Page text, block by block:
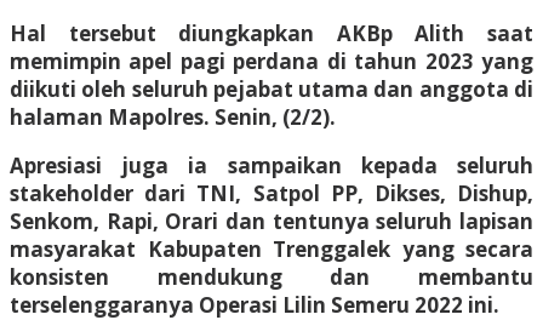
Hal tersebut diungkapkan AKBp Alith saat
memimpin apel pagi perdana di tahun 2023 yang
diikuti oleh seluruh pejabat utama dan anggota di
halaman Mapolres. Senin, (2/2).
Apresiasi juga ia sampaikan kepada seluruh
stakeholder dari TNI, Satpol PP, Dikses, Dishup,
Senkom, Rapi, Orari dan tentunya seluruh lapisan
masyarakat Kabupaten Trenggalek yang secara
konsisten mendukung dan membantu
terselenggaranya Operasi Lilin Semeru 2022 ini.